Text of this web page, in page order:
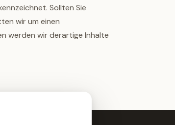
Sollten Sie
wir um einen
werden wir derartige Inhalte